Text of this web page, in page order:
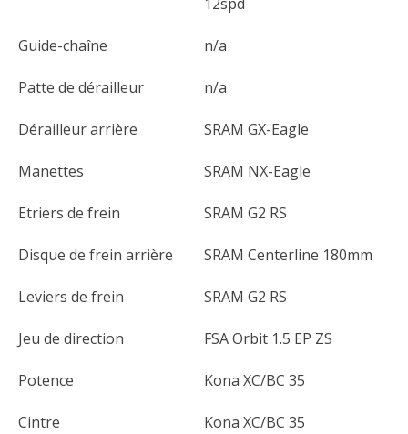
Guide-chaîne n/a
Patte de dérailleur n/a
Dérailleur arrière SRAM GX-Eagle
Manettes SRAM NX-Eagle
Etriers de frein SRAM G2 RS
Disque de frein arrière SRAM Centerline 180mm
Leviers de frein SRAM G2 RS
Jeu de direction FSA Orbit 1.5 EP ZS
Potence Kona XC/BC 35
Cintre Kona XC/BC 35